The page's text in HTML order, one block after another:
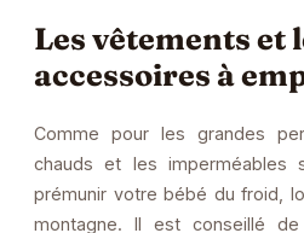
Les vêtements et
accessoires à
Comme pour les grandes
chauds et les imperméables
prémunir votre bébé du froid,
montagne. Il est conseillé